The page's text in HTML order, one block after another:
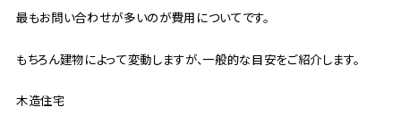
最もお問い合わせが多いのが費用についてです。
もちろん建物によって変動しますが、一般的な目安をご紹介します。
木造住宅